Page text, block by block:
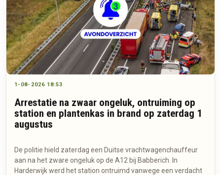
1-08-2026 18:53
Arrestatie na zwaar ongeluk, ontruiming op
station en plantenkas in brand op zaterdag 1
augustus
De politie hield zaterdag een Duitse vrachtwagenchauffeur
aan na het zware ongeluk op de A12 bij Babberich. In
Harderwijk werd het station ontruimd vanwege een verdacht